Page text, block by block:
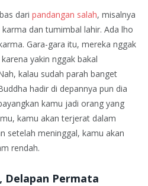
dari pandangan salah, misalnya
dan tumimbal lahir. Ada lho
Gara-gara itu, mereka nggak
yakin nggak bakal
kalau sudah parah banget
hadir di depannya pun dia
kamu jadi orang yang
kamu akan terjerat dalam
setelah meninggal, kamu akan
rendah.
Delapan Permata